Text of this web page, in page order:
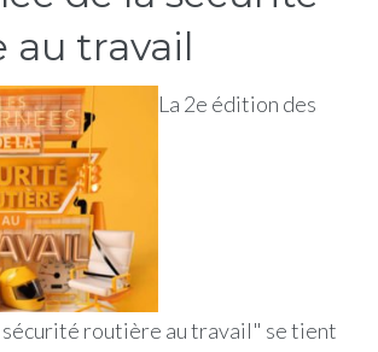
au travail
La 2e édition des
sécurité routière au travail" se tient